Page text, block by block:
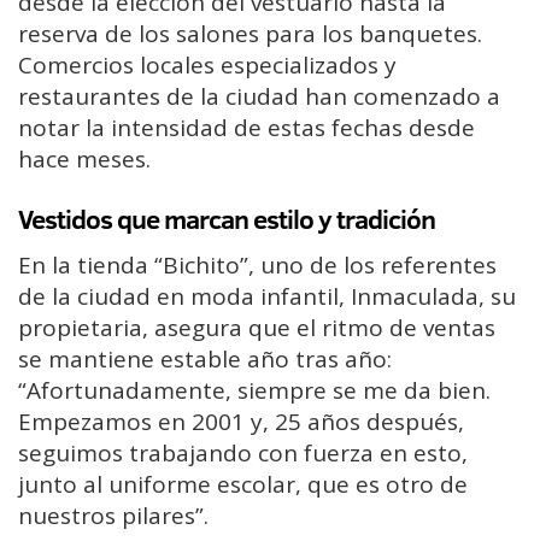
reserva de los salones para los banquetes.
Comercios locales especializados y
restaurantes de la ciudad han comenzado a
notar la intensidad de estas fechas desde
hace meses.
Vestidos que marcan estilo y tradición
En la tienda “Bichito”, uno de los referentes
de la ciudad en moda infantil, Inmaculada, su
propietaria, asegura que el ritmo de ventas
se mantiene estable año tras año:
“Afortunadamente, siempre se me da bien.
Empezamos en 2001 y, 25 años después,
seguimos trabajando con fuerza en esto,
junto al uniforme escolar, que es otro de
nuestros pilares”.